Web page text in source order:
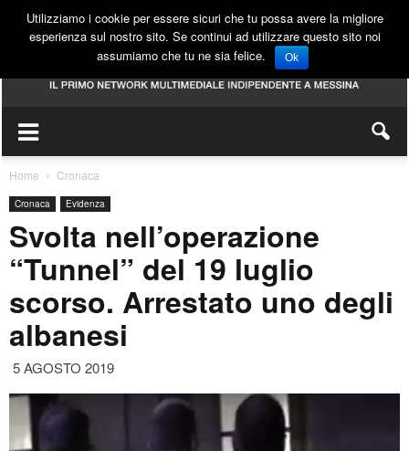
Home Cronaca
Cronaca Evidenza
Svolta nell’operazione
“Tunnel” del 19 luglio
scorso. Arrestato uno degli
albanesi
5 AGOSTO 2019
Utilizziamo i cookie per essere sicuri che tu possa avere la migliore
esperienza sul nostro sito. Se continui ad utilizzare questo sito noi
assumiamo che tu ne sia felice.
Ok